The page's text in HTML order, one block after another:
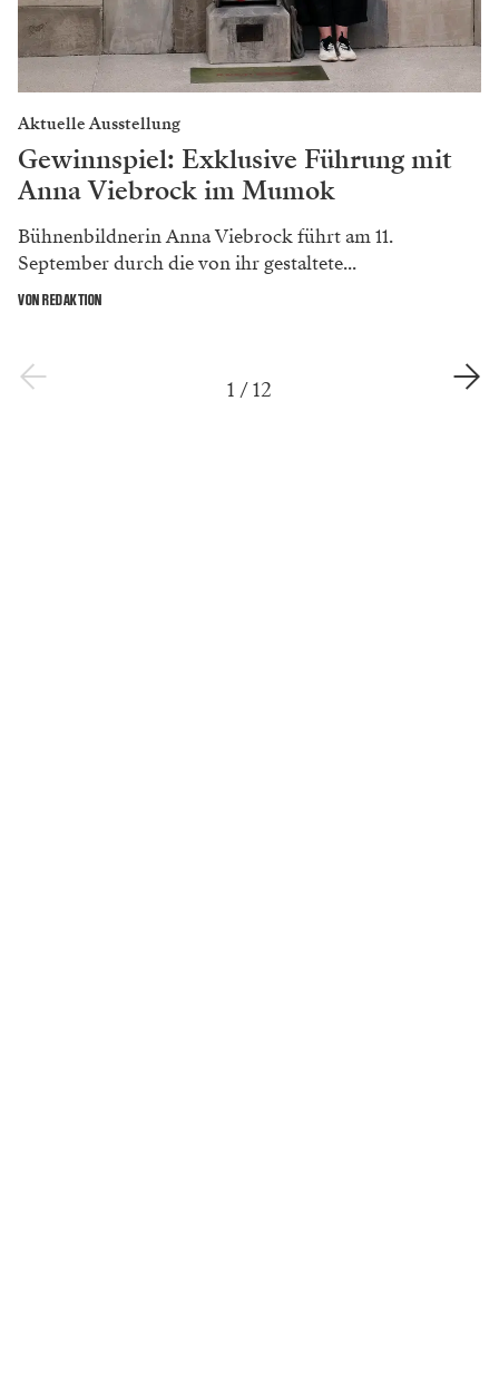
Aktuelle Ausstellung
Gewinnspiel: Exklusive Führung mit
Anna Viebrock im Mumok
Bühnenbildnerin Anna Viebrock führt am 11.
September durch die von ihr gestaltete...
VON REDAKTION
1 /12